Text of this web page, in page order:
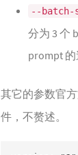
--batch-
分为 3 个
prompt 的
其它的参数官
件，不赘述。